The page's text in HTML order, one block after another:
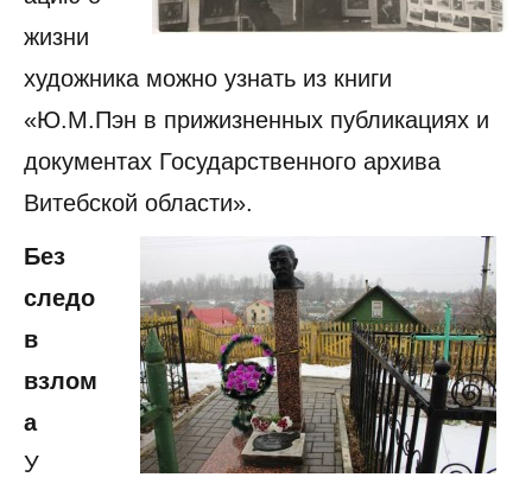
жизни
художника можно узнать из книги
«Ю.М.Пэн в прижизненных публикациях и
документах Государственного архива
Витебской области».
Без
следо
в
взлом
а
У